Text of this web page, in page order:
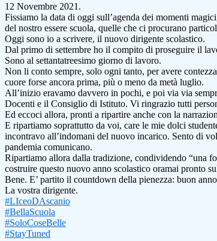
12 Novembre 2021.
Fissiamo la data di oggi sull’agenda dei momenti
del nostro essere scuola, quelle che ci procurano
Oggi sono io a scrivere, il nuovo dirigente scolastico.
Dal primo di settembre ho il compito di proseguire il
Sono al settantatreesimo giorno di lavoro.
Non li conto sempre, solo ogni tanto, per avere
cuore forse ancora prima, più o meno da metà luglio.
All’inizio eravamo davvero in pochi, e poi via via
Docenti e il Consiglio di Istituto. Vi ringrazio tutti
Ed eccoci allora, pronti a ripartire anche con la
E ripartiamo soprattutto da voi, care le mie dolci
incontravo all’indomani del nuovo incarico. Sento di
pandemia comunicano.
Ripartiamo allora dalla tradizione, condividendo “una
costruire questo nuovo anno scolastico oramai pronto
Bene. E’ partito il countdown della pienezza: buon
La vostra dirigente.
#LIceoDAscanio
#BellaScuola
#SoloCoseBelle
#StayTuned